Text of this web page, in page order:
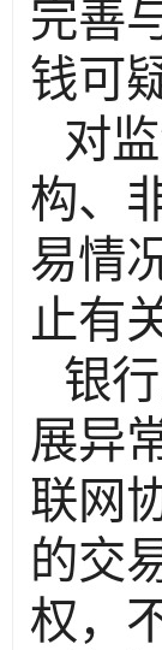
完善
钱可
对
构、
易情
止有
银
展异
联网
的交
权，